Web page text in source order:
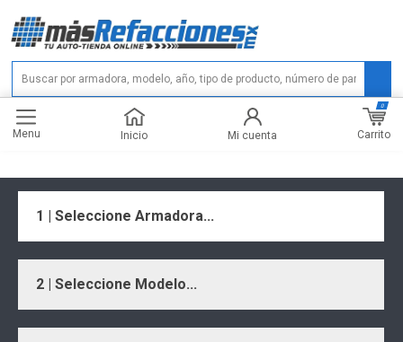
Menu Inicio Mi cuenta Carrito
0
1 | Seleccione Armadora...
2 | Seleccione Modelo...